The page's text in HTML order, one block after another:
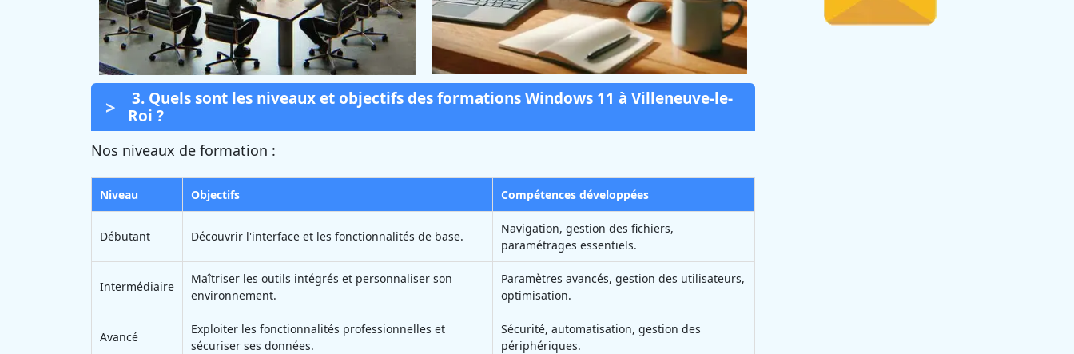
3. Quels sont les niveaux et objectifs des formations Windows 11 à Villeneuve-le-
Roi ?
Nos niveaux de formation :
Niveau Objectifs Compétences développées
Débutant Découvrir l'interface et les fonctionnalités de base.
Navigation, gestion des fichiers,
paramétrages essentiels.
Intermédiaire
Maîtriser les outils intégrés et personnaliser son
environnement.
Paramètres avancés, gestion des utilisateurs,
optimisation.
Avancé
Exploiter les fonctionnalités professionnelles et
sécuriser ses données.
Sécurité, automatisation, gestion des
périphériques.